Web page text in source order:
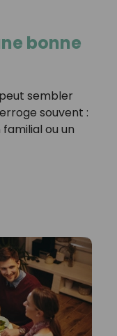
bonne
sembler
souvent :
ou un